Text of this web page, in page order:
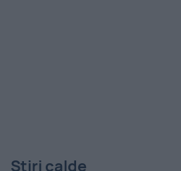
Stiri calde